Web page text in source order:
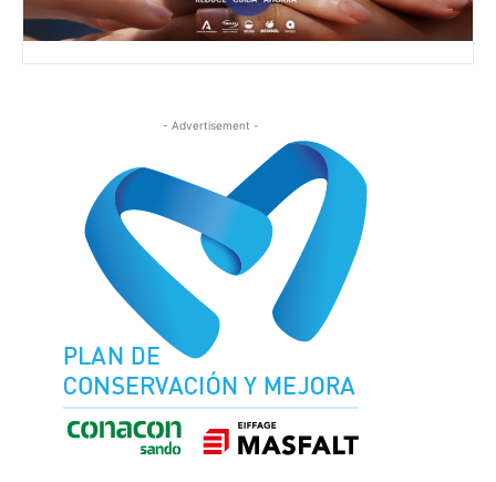
- Advertisement -